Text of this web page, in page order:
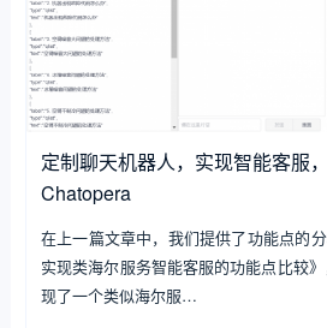
定制聊天机器人，实现智能客服
Chatopera
在上一篇文章中，我们提供了功能点的
实现类海尔服务智能客服的功能点比较
现了一个类似海尔服…